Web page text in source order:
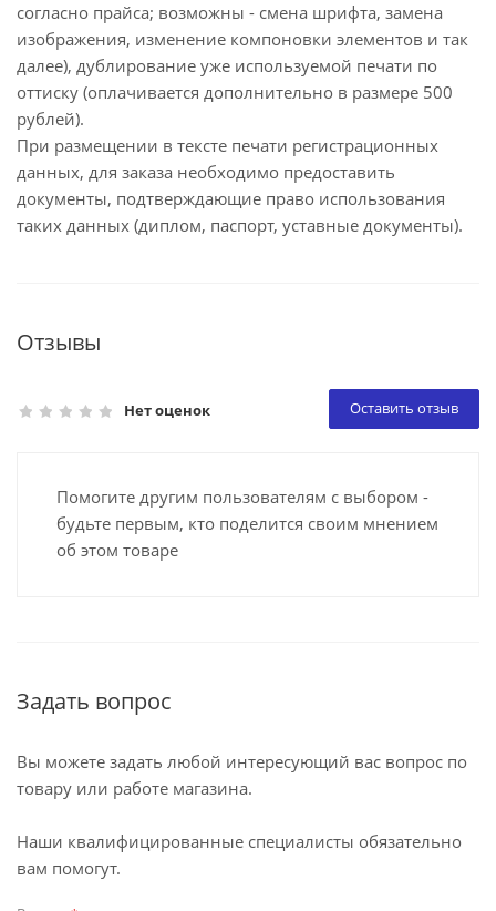
согласно прайса; возможны - смена шрифта, замена
изображения, изменение компоновки элементов и так
далее), дублирование уже используемой печати по
оттиску (оплачивается дополнительно в размере 500
рублей).
При размещении в тексте печати регистрационных
данных, для заказа необходимо предоставить
документы, подтверждающие право использования
таких данных (диплом, паспорт, уставные документы).
Отзывы
Нет оценок Оставить отзыв
Помогите другим пользователям с выбором -
будьте первым, кто поделится своим мнением
об этом товаре
Задать вопрос
Вы можете задать любой интересующий вас вопрос по
товару или работе магазина.
Наши квалифицированные специалисты обязательно
вам помогут.